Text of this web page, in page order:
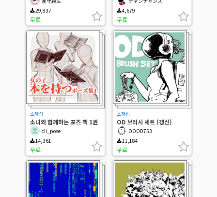
29,837
무료
4,679
무료
소재집
소녀와 함께하는 포즈 책 1권
cli_pose
14,361
무료
소재집
OD 브러시 세트 (갱신)
OOOD753
11,184
무료